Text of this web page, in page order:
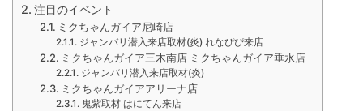
注目のイベント
ミクちゃんガイア尼崎店
ジャンバリ潜入来店取材(炎) れなぴぴ来店
ミクちゃんガイア三木南店 ミクちゃんガイア垂水店
ジャンバリ潜入来店取材(炎)
ミクちゃんガイアアリーナ店
鬼紫取材 はにてん来店